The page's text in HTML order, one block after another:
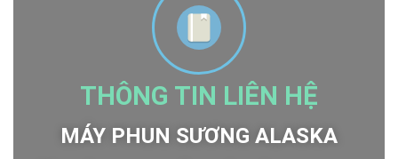
THÔNG TIN LIÊN HỆ
MÁY PHUN SƯƠNG ALASKA